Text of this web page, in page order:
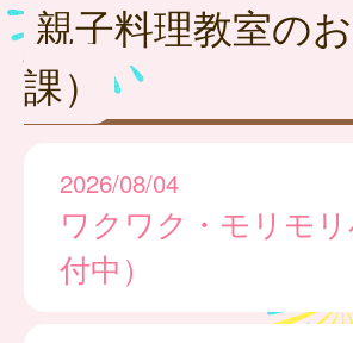
親子料理教室の
課）
2026/08/04
ワクワク・モリモ
付中）